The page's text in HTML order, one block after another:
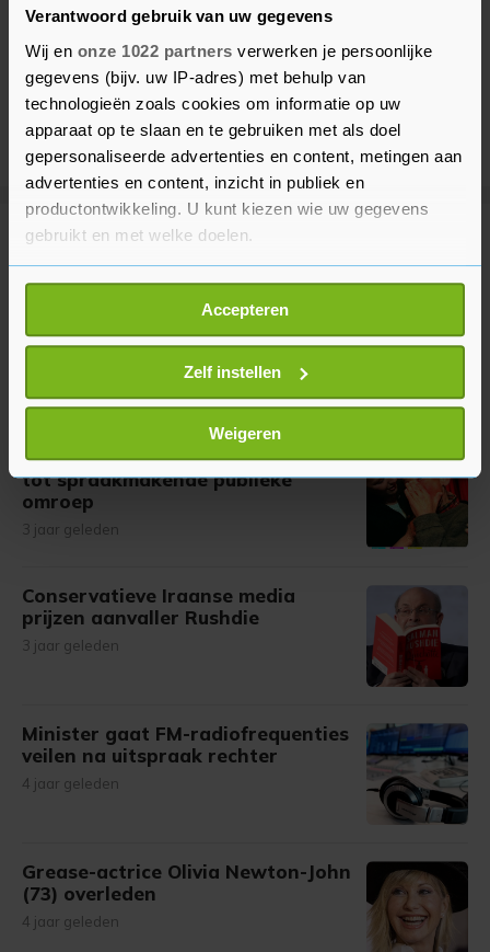
Verantwoord gebruik van uw gegevens
Wij en onze 1022 partners verwerken je persoonlijke
gegevens (bijv. uw IP-adres) met behulp van
technologieën zoals cookies om informatie op uw
apparaat op te slaan en te gebruiken met als doel
gepersonaliseerde advertenties en content, metingen aan
advertenties en content, inzicht in publiek en
productontwikkeling. U kunt kiezen wie uw gegevens
gebruikt en met welke doelen.
Als u het toestaat, willen we ook graag:
Informatie verzamelen over uw geografische
locatie, die tot een paar meter nauwkeurig kan zijn
Uw apparaat identificeren door het actief te
scannen op specifieke eigenschappen (fingerprinting)
Lees meer over hoe uw persoonlijke gegevens worden
verwerkt en stel uw voorkeuren in het
U kunt uw toestemming op elk moment wijzigen of
intrekken in de Cookieverklaring.
bezoek makkelijker en persoonlijker. Op
onze cookiepagina kun je ons cookiebeleid bekijken en je
gemaakte keuze altijd wijzigen of intrekken.
Accepteren
Zelf instellen
Weigeren
Meer uit Entertainment
Britse schrijver van The Horse
Whisperer overleden
BNN 25 jaar: van tv-programma
tot spraakmakende publieke
omroep
3 jaar geleden
Conservatieve Iraanse media
prijzen aanvaller Rushdie
3 jaar geleden
Minister gaat FM-radiofrequenties
veilen na uitspraak rechter
4 jaar geleden
Grease-actrice Olivia Newton-John
(73) overleden
4 jaar geleden